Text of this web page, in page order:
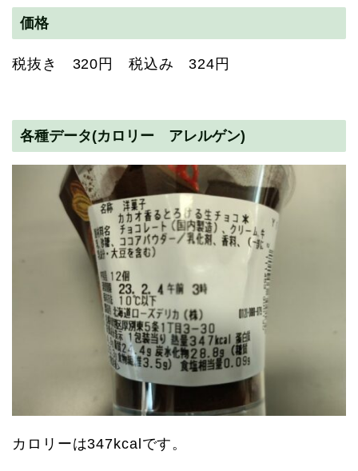
価格
税抜き 320円 税込み 324円
各種データ(カロリー アレルゲン)
カロリーは347kcalです。